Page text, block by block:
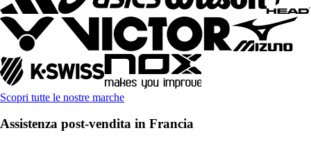
Scopri tutte le nostre marche
Assistenza post-vendita in Francia